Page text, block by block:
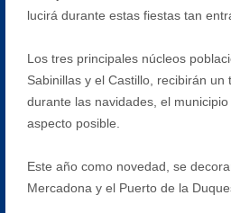
lucirá durante estas fiestas tan
Los tres principales núcleos
Sabinillas y el Castillo, recibirán un
durante las navidades, el
aspecto posible.
Este año como novedad, se
Mercadona y el Puerto de la